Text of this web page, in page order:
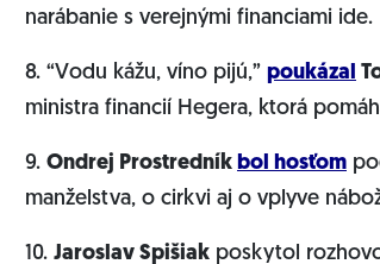
narábanie s verejnými financiami ide.
8. “Vodu kážu, víno pijú,” poukázal
ministra financií Hegera, ktorá
9. Ondrej Prostredník bol hosťom
manželstva, o cirkvi aj o vplyve
10. Jaroslav Spišiak poskytol